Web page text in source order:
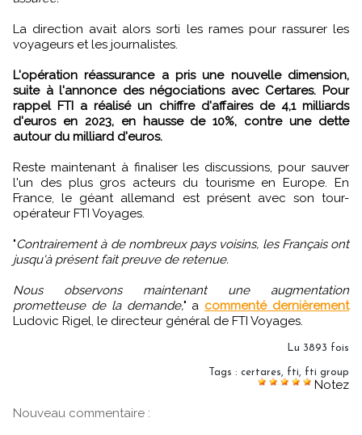
La direction avait alors sorti les rames pour rassurer les
voyageurs et les journalistes.
L'opération réassurance a pris une nouvelle dimension,
suite à l'annonce des négociations avec Certares. Pour
rappel FTI a réalisé un chiffre d'affaires de 4,1 milliards
d'euros en 2023, en hausse de 10%, contre une dette
autour du milliard d'euros.
Reste maintenant à finaliser les discussions, pour sauver
l'un des plus gros acteurs du tourisme en Europe. En
France, le géant allemand est présent avec son tour-
opérateur FTI Voyages.
"Contrairement à de nombreux pays voisins, les Français ont
jusqu'à présent fait preuve de retenue.
Nous observons maintenant une augmentation
prometteuse de la demande," a commenté dernièrement
Ludovic Rigel, le directeur général de FTI Voyages.
Lu 3893 fois
Tags : certares, fti, fti group
Notez
Nouveau commentaire :